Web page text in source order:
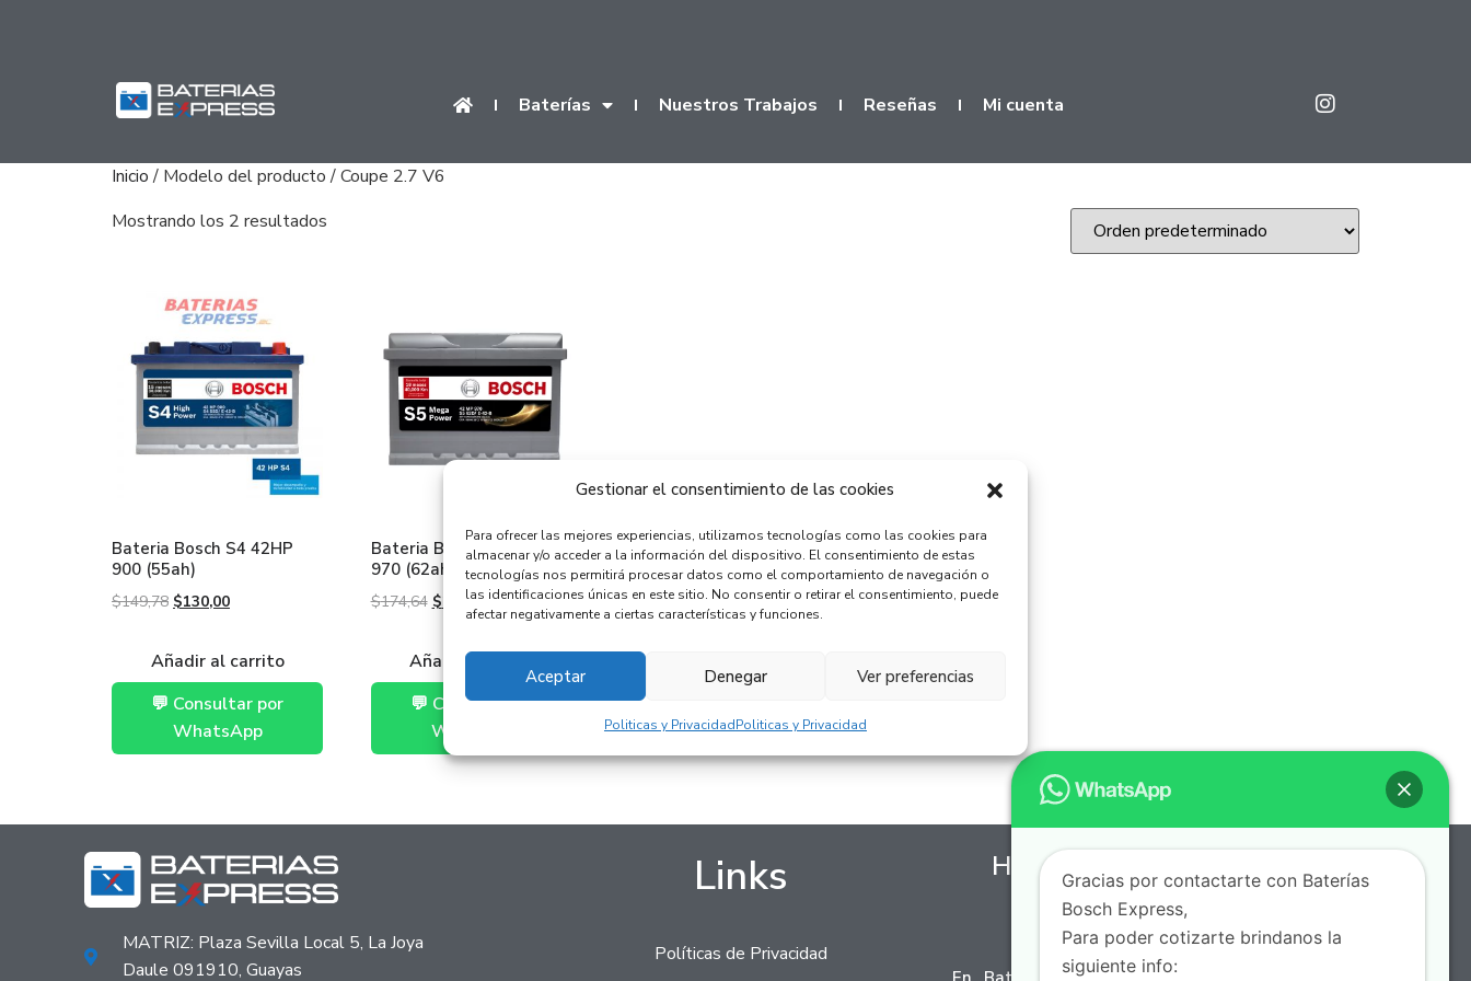
Gestionar el consentimiento de las cookies
Para ofrecer las mejores experiencias, utilizamos tecnologías como las cookies para
almacenar y/o acceder a la información del dispositivo. El consentimiento de estas
tecnologías nos permitirá procesar datos como el comportamiento de navegación o
las identificaciones únicas en este sitio. No consentir o retirar el consentimiento, puede
afectar negativamente a ciertas características y funciones.
Aceptar Denegar Ver preferencias
Politicas y PrivacidadPoliticas y Privacidad
Baterías Nuestros Trabajos Reseñas Mi cuenta
Inicio/ Modelo del producto / Coupe 2.7 V6
Mostrando los 2 resultados
Bateria Bosch S4 42HP
900 (55ah)
$149,78 $130,00
Añadir al carrito
💬 Consultar por
WhatsApp
Bateria Bosch S5 42MP
970 (62ah)
$174,64 $ 155,00 Iva Incluido
Añadir al carrito
💬 Consultar por
WhatsApp
MATRIZ: Plaza Sevilla Local 5, La Joya
Daule 091910, Guayas
Links
Políticas de Privacidad
Horario de Servicio a Domicilio
7 AM - 10 PM, Lunes a Domingo
Gracias por contactarte con Baterías
Bosch Express,
Para poder cotizarte brindanos la
siguiente info: